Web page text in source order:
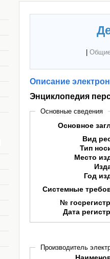
Описание
Энциклопедия
Основные сведения
Основное
Вид
Тип
Место
Год
Системные
№
Дата
Производитель